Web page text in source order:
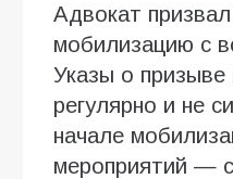
Адвокат
мобилизацию с
Указы о
регулярно и не
начале
мероприятий —